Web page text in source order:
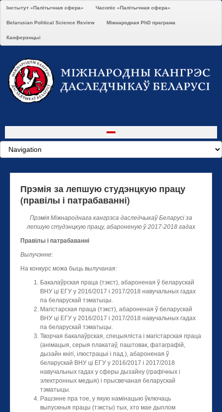
Інстытут «Палітычная сфера» Часопіс «Палітычная сфера»
Belarusian Political Science Review Міжнародная PhD праграма
Канферэнцыі
Прэмія за лепшую студэнцкую працу
(правілы і патрабаванні)
Прэмія Міжнароднага кангрэса даследчыкаў Беларусі за
лепшую студэнцкую працу, абароненую ў 2017-2018 гадах
Правілы і патрабаванні
Вылучэнне:
На конкурс можа быць вылучаная:
Бакалаўрская праца (тэкст), абароненая ў беларускай
ВНУ ці ЕГУ у 2016/2017 і 2017/2018 навучальных гадах
па беларускай тэматыцы.
Магістарская праца (тэкст), абароненая ў беларускай
ВНУ ці ЕГУ у 2016/2017 і 2017/2018 навучальных гадах
па беларускай тэматыцы.
Творчая бакалаўрская, спецыяліста і магістарская праца
(анімацыя, серыя плакатаў, паштовак, фатаграфій,
дызайн кнігі, ілюстрацыі і пад.), абароненая ў
беларускай ВНУ ці ЕГУ у 2016/2017 і 2017/2018
навучальных гадах у сферы дызайну (графічных i
электронных медыя) і прысвечаная беларускай
тэматыцы.
Рашэнне пра тое, у якую намінацыю ўключаць
выпускныя працы (тэксты) тых, хто мае дыплом